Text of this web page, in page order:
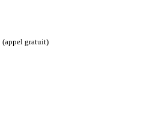
(appel gratuit)